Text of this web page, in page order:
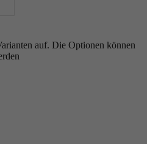
auf. Die Optionen können